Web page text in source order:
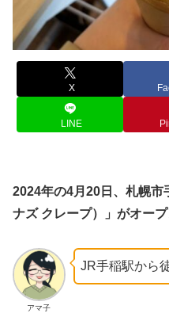
X
LINE
2024年の4月20日、札幌
ナズ クレープ）」がオープ
アマ子
JR手稲駅から